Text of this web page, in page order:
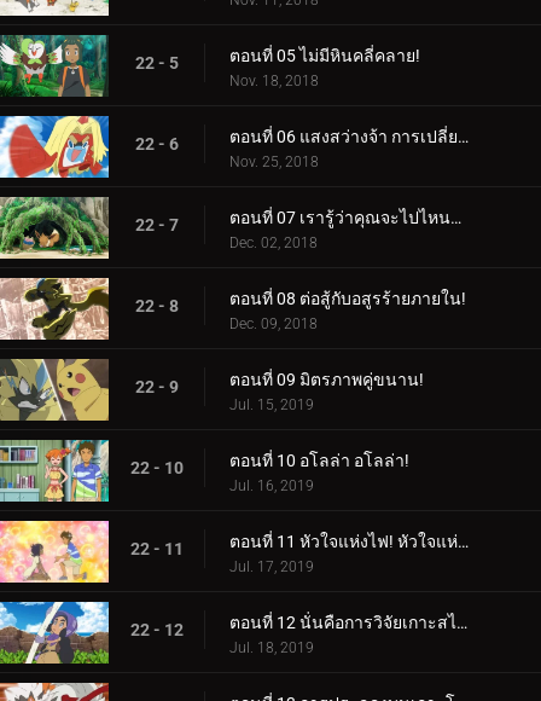
22 - 5 ตอนที่ 05 ไม่มีหินคลี่คลาย!
Nov. 18, 2018
22 - 6 ตอนที่ 06 แสงสว่างจ้า การเปลี่ยนแปลงครั้งยิ่งใหญ่!
Nov. 25, 2018
22 - 7 ตอนที่ 07 เรารู้ว่าคุณจะไปไหนอีวุย!
Dec. 02, 2018
22 - 8 ตอนที่ 08 ต่อสู้กับอสูรร้ายภายใน!
Dec. 09, 2018
22 - 9 ตอนที่ 09 มิตรภาพคู่ขนาน!
Jul. 15, 2019
22 - 10 ตอนที่ 10 อโลล่า อโลล่า!
Jul. 16, 2019
22 - 11 ตอนที่ 11 หัวใจแห่งไฟ! หัวใจแห่งหิน!
Jul. 17, 2019
22 - 12 ตอนที่ 12 นั่นคือการวิจัยเกาะสไปซี่!
Jul. 18, 2019